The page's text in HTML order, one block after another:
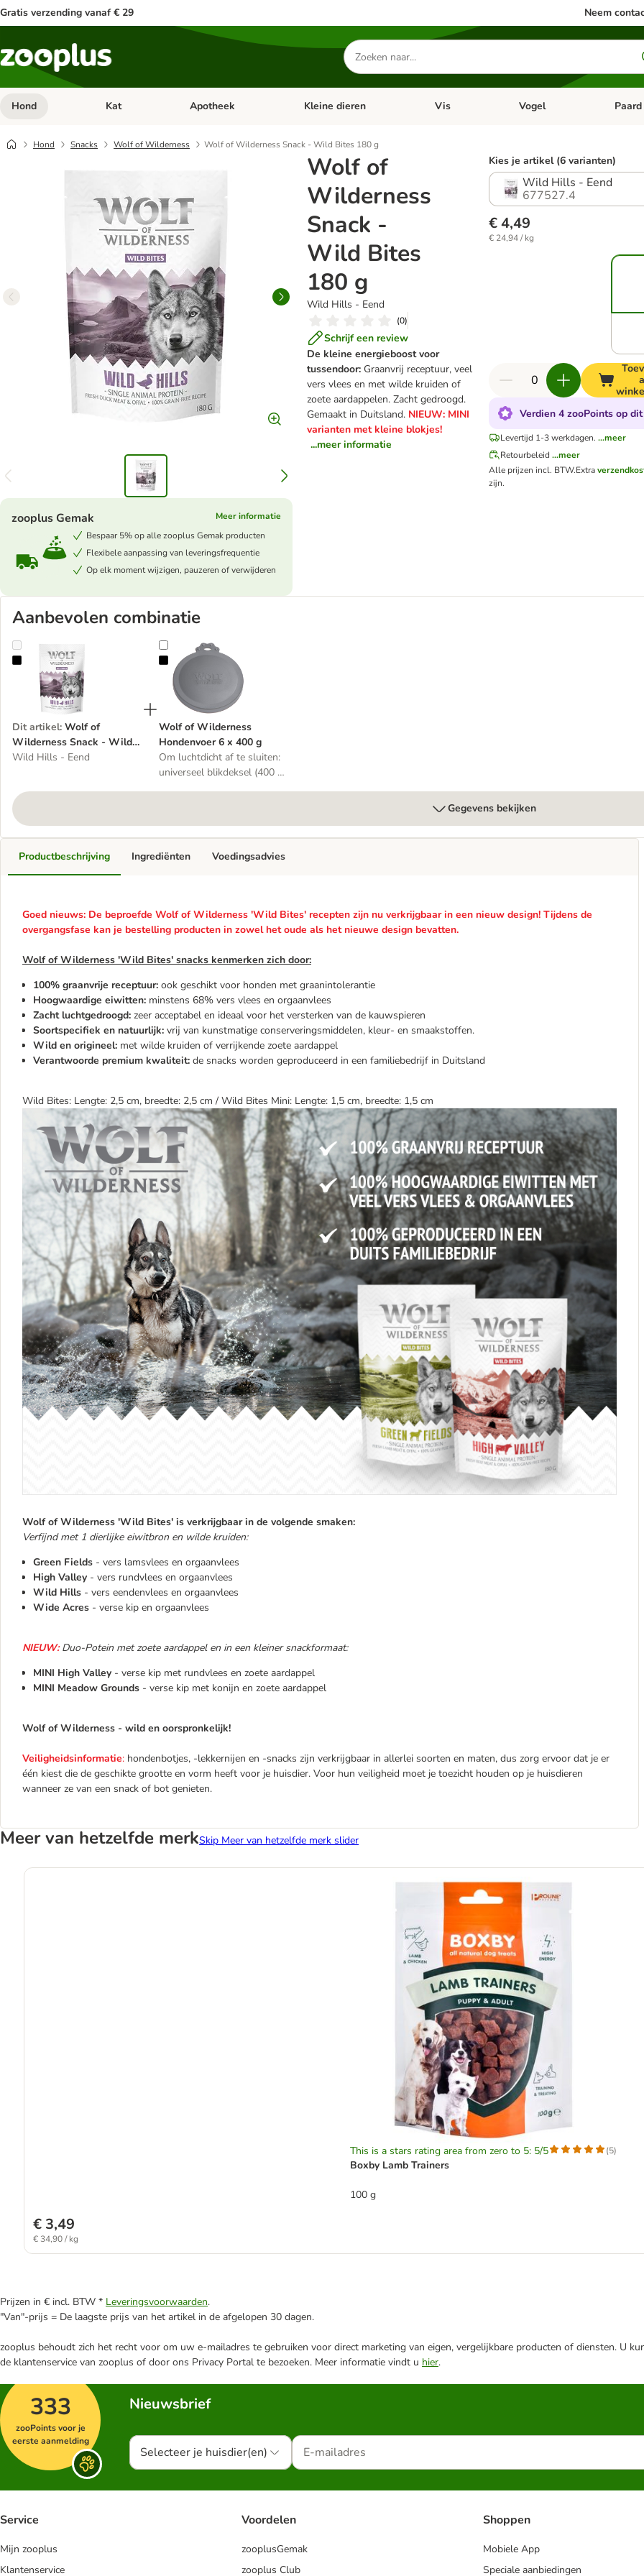
Gratis verzending vanaf € 29 Neem
Zoeken
naar
producten
Hond Open categorie menu: Hond
Kat Open categorie menu: Kat
Apotheek Open categorie menu: Apotheek
Kleine dieren Open categorie menu: Kleine dieren
Vis Open categorie menu: Vis
Vogel Open
Paard
Hond Snacks Wolf of Wilderness Wolf of Wilderness Snack - Wild Bites 180 g
Wolf of
Wilderness
Snack -
Wild Bites
180 g
Wild Hills - Eend
(0)
Schrijf een review
De kleine energieboost voor
tussendoor: Graanvrij receptuur, veel
vers vlees en met wilde kruiden of
zoete aardappelen. Zacht gedroogd.
Gemaakt in Duitsland. NIEUW: MINI
varianten met kleine blokjes!
...meer informatie
zooplus Gemak
Meer informatie
Bespaar 5% op alle zooplus Gemak producten
Flexibele aanpassing van leveringsfrequentie
Op elk moment wijzigen, pauzeren of verwijderen
Kies je artikel (6 varianten)
Wild Hills - Eend
677527.4
€ 4,49
€ 24,94 / kg
Verdien 4 zooPoints op
Levertijd 1-3 werkdagen. ...meer
Retourbeleid ...meer
Alle prijzen incl. BTW.Extra
zijn.
Aanbevolen combinatie
Wolf of Wilderness Snack - Wild Bites 180 g
Dit artikel: Wolf of
Wilderness Snack - Wild
Bites 180 g
Wild Hills - Eend
Wolf of Wilderness Hondenvoer 6 x 400 g
Wolf of Wilderness
Hondenvoer 6 x 400 g
Om luchtdicht af te sluiten:
universeel blikdeksel (400 g
Gegevens bekijken
Productbeschrijving
Goed nieuws: De beproefde Wolf of Wilderness 'Wild Bites' recepten zijn nu verkrijgbaar in een nieuw design! Tijdens de
overgangsfase kan je bestelling producten in zowel het oude als het nieuwe design bevatten.
Wolf of Wilderness 'Wild Bites' snacks kenmerken zich door:
100% graanvrije receptuur: ook geschikt voor honden met graanintolerantie
Hoogwaardige eiwitten: minstens 68% vers vlees en orgaanvlees
Zacht luchtgedroogd: zeer acceptabel en ideaal voor het versterken van de kauwspieren
Soortspecifiek en natuurlijk: vrij van kunstmatige conserveringsmiddelen, kleur- en smaakstoffen.
Wild en origineel: met wilde kruiden of verrijkende zoete aardappel
Verantwoorde premium kwaliteit: de snacks worden geproduceerd in een familiebedrijf in Duitsland
Wild Bites: Lengte: 2,5 cm, breedte: 2,5 cm / Wild Bites Mini: Lengte: 1,5 cm, breedte: 1,5 cm
Wolf of Wilderness 'Wild Bites' is verkrijgbaar in de volgende smaken:
Verfijnd met 1 dierlijke eiwitbron en wilde kruiden:
Green Fields - vers lamsvlees en orgaanvlees
High Valley - vers rundvlees en orgaanvlees
Wild Hills - vers eendenvlees en orgaanvlees
Wide Acres - verse kip en orgaanvlees
NIEUW:Duo-Potein met zoete aardappel en in een kleiner snackformaat:
MINI High Valley - verse kip met rundvlees en zoete aardappel
MINI Meadow Grounds - verse kip met konijn en zoete aardappel
Wolf of Wilderness - wild en oorspronkelijk!
Veiligheidsinformatie: hondenbotjes, -lekkernijen en -snacks zijn verkrijgbaar in allerlei soorten en maten, dus zorg ervoor dat je er
één kiest die de geschikte grootte en vorm heeft voor je huisdier. Voor hun veiligheid moet je toezicht houden op je huisdieren
wanneer ze van een snack of bot genieten.
Ingrediënten Voedingsadvies
Meer van hetzelfde merkSkip Meer van hetzelfde merk slider
This is a stars rating area from zero to 5: 5/5 (5)
Boxby Lamb Trainers
100 g
€ 3,49
€ 34,90 / kg
Prijzen in € incl. BTW * Leveringsvoorwaarden.
"Van"-prijs = De laagste prijs van het artikel in de afgelopen 30 dagen.
zooplus behoudt zich het recht voor om uw e-mailadres te gebruiken voor direct marketing van eigen, vergelijkbare producten of diensten. U
de klantenservice van zooplus of door ons Privacy Portal te bezoeken. Meer informatie vindt u hier.
333
zooPoints voor je
eerste aanmelding
Nieuwsbrief
Selecteer je huisdier(en)
Service
Mijn zooplus
Klantenservice
Voordelen
zooplusGemak
zooplus Club
Shoppen
Mobiele App
Speciale aanbiedingen